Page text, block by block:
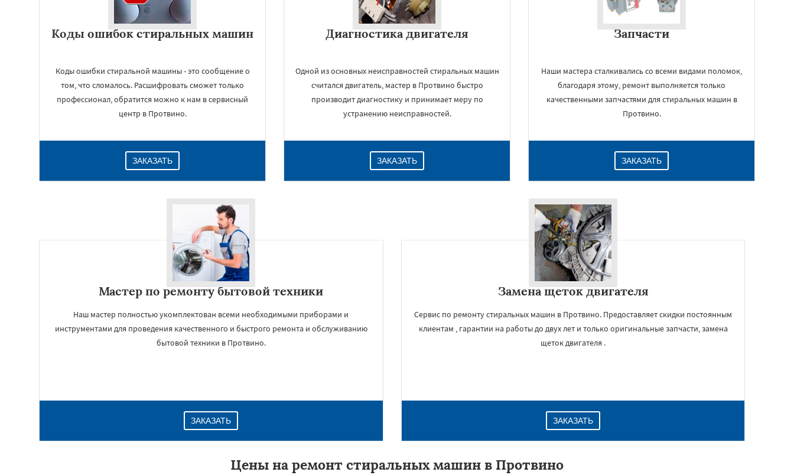
Коды ошибок стиральных машин
Коды ошибки стиральной машины - это сообщение о
том, что сломалось. Расшифровать сможет только
профессионал, обратится можно к нам в сервисный
центр в Протвино.
ЗАКАЗАТЬ
Диагностика двигателя
Одной из основных неисправностей стиральных машин
считался двигатель, мастер в Протвино быстро
производит диагностику и принимает меру по
устранению неисправностей.
ЗАКАЗАТЬ
Запчасти
Наши мастера сталкивались со всеми видами поломок,
благодаря этому, ремонт выполняется только
качественными запчастями для стиральных машин в
Протвино.
ЗАКАЗАТЬ
Мастер по ремонту бытовой техники
Наш мастер полностью укомплектован всеми необходимыми приборами и
инструментами для проведения качественного и быстрого ремонта и обслуживанию
бытовой техники в Протвино.
ЗАКАЗАТЬ
Замена щеток двигателя
Сервис по ремонту стиральных машин в Протвино. Предоставляет скидки постоянным
клиентам , гарантии на работы до двух лет и только оригинальные запчасти, замена
щеток двигателя .
ЗАКАЗАТЬ
Цены на ремонт стиральных машин в Протвино